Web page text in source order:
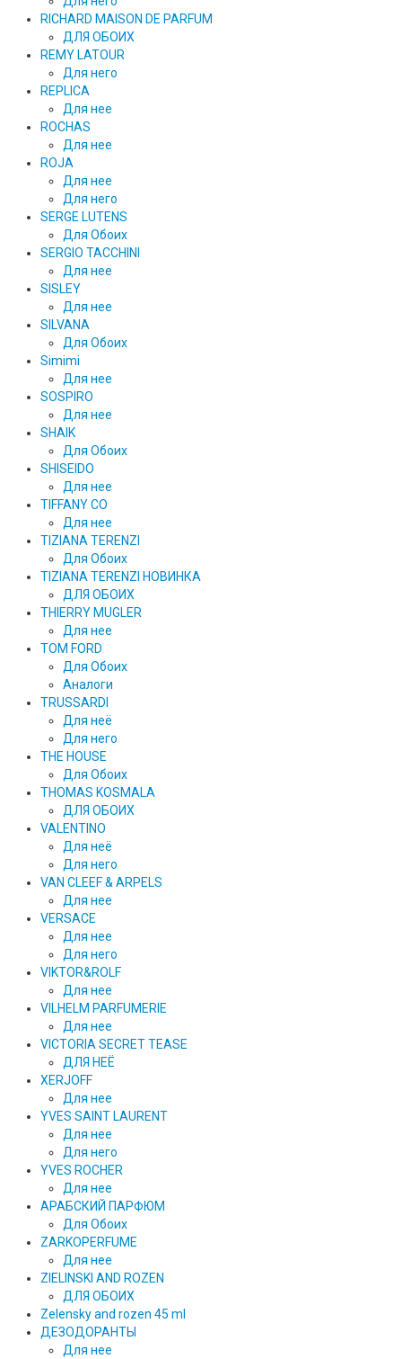
RICHARD MAISON DE PARFUM
ДЛЯ ОБОИХ
REMY LATOUR
Для него
REPLICA
Для нее
ROCHAS
Для нее
ROJA
Для нее
Для него
SERGE LUTENS
Для Обоих
SERGIO TACCHINI
Для нее
SISLEY
Для нее
SILVANA
Для Обоих
Simimi
Для нее
SOSPIRO
Для нее
SHAIK
Для Обоих
SHISEIDO
Для нее
TIFFANY CO
Для нее
TIZIANA TERENZI
Для Обоих
TIZIANA TERENZI НОВИНКА
ДЛЯ ОБОИХ
THIERRY MUGLER
Для нее
TOM FORD
Для Обоих
Аналоги
TRUSSARDI
Для неё
Для него
THE HOUSE
Для Обоих
THOMAS KOSMALA
ДЛЯ ОБОИХ
VALENTINO
Для неё
Для него
VAN CLEEF & ARPELS
Для нее
VERSACE
Для нее
Для него
VIKTOR&ROLF
Для нее
VILHELM PARFUMERIE
Для нее
VICTORIA SECRET TEASE
ДЛЯ НЕЁ
XERJOFF
Для нее
YVES SAINT LAURENT
Для нее
Для него
YVES ROCHER
Для нее
АРАБСКИЙ ПАРФЮМ
Для Обоих
ZARKOPERFUME
Для нее
ZIELINSKI AND ROZEN
ДЛЯ ОБОИХ
Zelensky and rozen 45 ml
ДЕЗОДОРАНТЫ
Для нее